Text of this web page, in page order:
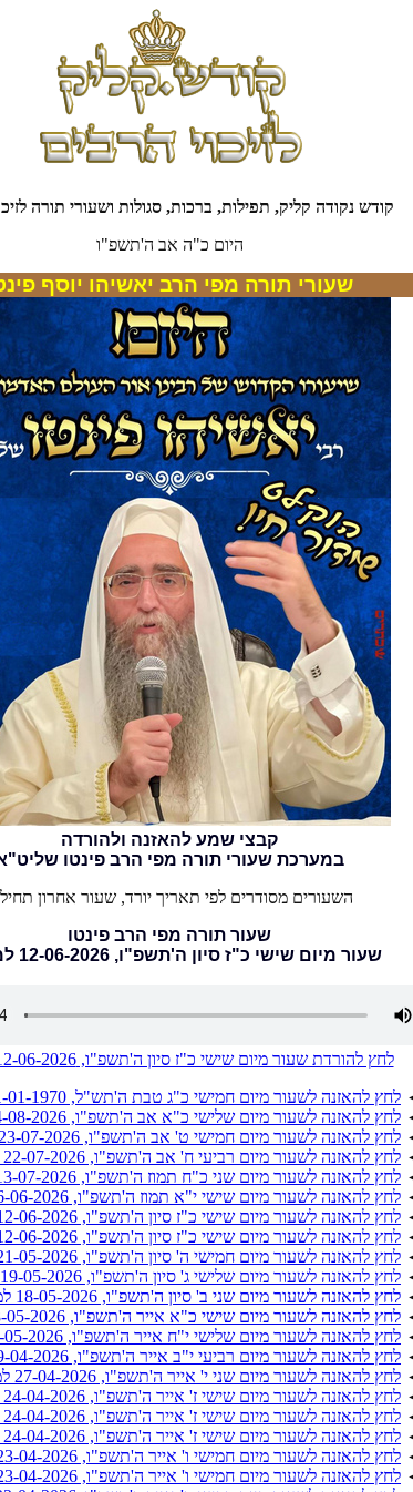
קודש נקודה קליק, תפילות, ברכות, סגולות ושעורי תורה
היום כ"ה אב ה'תשפ"ו
שעורי תורה מפי הרב יאשיהו יוסף
קבצי שמע להאזנה ולהורדה
במערכת שעורי תורה מפי הרב פינטו
השעורים מסודרים לפי תאריך יורד, שעור אחרון
שעור תורה מפי הרב פינטו
שעור מיום שישי כ"ז סיון ה'תשפ"ו, 12-06-2026 למנינם
לחץ להורדת שעור מיום שישי כ"ז סיון ה'תשפ"ו, 12-06-2026 למנינם
לחץ להאזנה לשעור מיום חמישי כ"ג טבת ה'תש"ל, 01-01-1970 למנינם
לחץ להאזנה לשעור מיום שלישי כ"א אב ה'תשפ"ו, 04-08-2026 למנינם
לחץ להאזנה לשעור מיום חמישי ט' אב ה'תשפ"ו, 23-07-2026 למנינם
לחץ להאזנה לשעור מיום רביעי ח' אב ה'תשפ"ו, 22-07-2026 למנינם
לחץ להאזנה לשעור מיום שני כ"ח תמוז ה'תשפ"ו, 13-07-2026 למנינם
לחץ להאזנה לשעור מיום שישי י"א תמוז ה'תשפ"ו, 26-06-2026 למנינם
לחץ להאזנה לשעור מיום שישי כ"ז סיון ה'תשפ"ו, 12-06-2026 למנינם
לחץ להאזנה לשעור מיום שישי כ"ז סיון ה'תשפ"ו, 12-06-2026 למנינם
לחץ להאזנה לשעור מיום חמישי ה' סיון ה'תשפ"ו, 21-05-2026 למנינם
לחץ להאזנה לשעור מיום שלישי ג' סיון ה'תשפ"ו, 19-05-2026 למנינם
לחץ להאזנה לשעור מיום שני ב' סיון ה'תשפ"ו, 18-05-2026 למנינם
לחץ להאזנה לשעור מיום שישי כ"א אייר ה'תשפ"ו, 08-05-2026 למנינם
לחץ להאזנה לשעור מיום שלישי י"ח אייר ה'תשפ"ו, 05-05-2026 למנינם
לחץ להאזנה לשעור מיום רביעי י"ב אייר ה'תשפ"ו, 29-04-2026 למנינם
לחץ להאזנה לשעור מיום שני י' אייר ה'תשפ"ו, 27-04-2026 למנינם
לחץ להאזנה לשעור מיום שישי ז' אייר ה'תשפ"ו, 24-04-2026 למנינם
לחץ להאזנה לשעור מיום שישי ז' אייר ה'תשפ"ו, 24-04-2026 למנינם
לחץ להאזנה לשעור מיום שישי ז' אייר ה'תשפ"ו, 24-04-2026 למנינם
לחץ להאזנה לשעור מיום חמישי ו' אייר ה'תשפ"ו, 23-04-2026 למנינם
לחץ להאזנה לשעור מיום חמישי ו' אייר ה'תשפ"ו, 23-04-2026 למנינם